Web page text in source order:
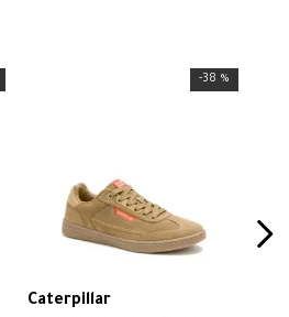
-38 %
Caterpillar